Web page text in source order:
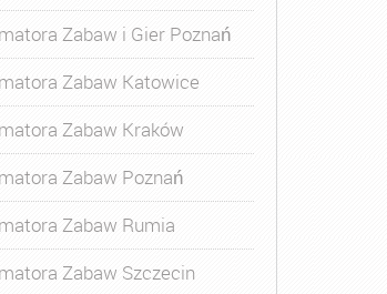
Zabaw i Gier Poznań
Zabaw Katowice
Zabaw Kraków
Zabaw Poznań
Zabaw Rumia
Zabaw Szczecin